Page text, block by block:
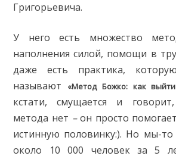
Григорьевича.
У него есть множество
наполнения силой, помощи в
даже есть практика,
называют
«Метод Божко: как
кстати, смущается и
метода нет –он просто
истинную половинку:). Но мы-то
около 10 000 человек за 5